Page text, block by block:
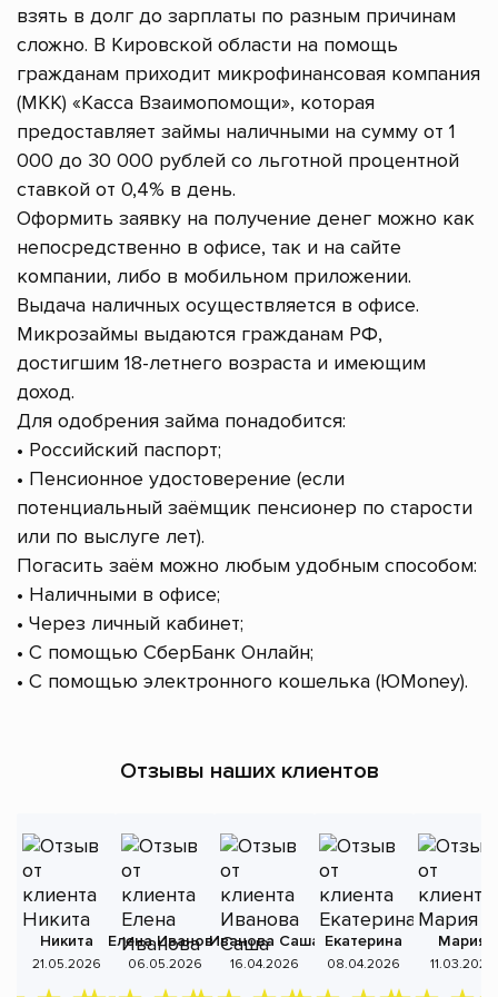
взять в долг до зарплаты по разным причинам
сложно. В Кировской области на помощь
гражданам приходит микрофинансовая компания
(МКК) «Касса Взаимопомощи», которая
предоставляет займы наличными на сумму от 1
000 до 30 000 рублей со льготной процентной
ставкой от 0,4% в день.
Оформить заявку на получение денег можно как
непосредственно в офисе, так и на сайте
компании, либо в мобильном приложении.
Выдача наличных осуществляется в офисе.
Микрозаймы выдаются гражданам РФ,
достигшим 18-летнего возраста и имеющим
доход.
Для одобрения займа понадобится:
• Российский паспорт;
• Пенсионное удостоверение (если
потенциальный заёмщик пенсионер по старости
или по выслуге лет).
Погасить заём можно любым удобным способом:
• Наличными в офисе;
• Через личный кабинет;
• С помощью СберБанк Онлайн;
• С помощью электронного кошелька (ЮMoney).
Отзывы наших клиентов
Никита
21.05.2026
Елена Иванова
06.05.2026
Иванова Саша
16.04.2026
Екатерина
08.04.2026
Мария
11.03.2026